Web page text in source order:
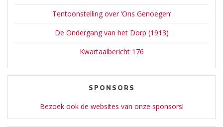
Tentoonstelling over ‘Ons Genoegen’
De Ondergang van het Dorp (1913)
Kwartaalbericht 176
SPONSORS
Bezoek ook de websites van onze sponsors!